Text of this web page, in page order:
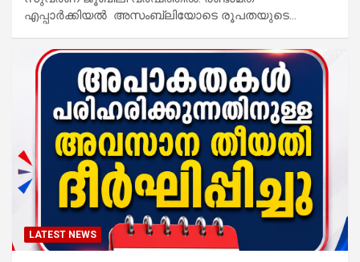
എപ്പാർക്കിയൽ അസംബ്ലിയോടെ രൂപതയുടെ…
LATEST NEWS